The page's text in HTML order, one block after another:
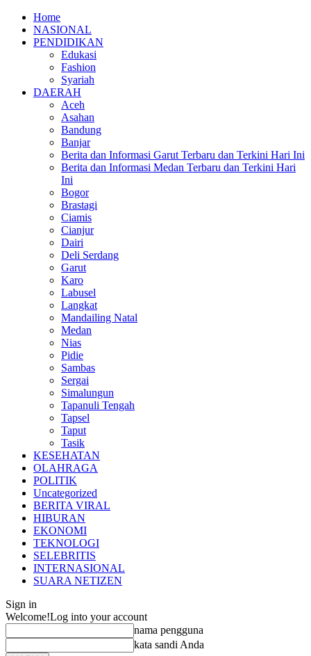
Home
NASIONAL
PENDIDIKAN
Edukasi
Fashion
Syariah
DAERAH
Aceh
Asahan
Bandung
Banjar
Berita dan Informasi Garut Terbaru dan Terkini Hari Ini
Berita dan Informasi Medan Terbaru dan Terkini Hari
Ini
Bogor
Brastagi
Ciamis
Cianjur
Dairi
Deli Serdang
Garut
Karo
Labusel
Langkat
Mandailing Natal
Medan
Nias
Pidie
Sambas
Sergai
Simalungun
Tapanuli Tengah
Tapsel
Taput
Tasik
KESEHATAN
OLAHRAGA
POLITIK
Uncategorized
BERITA VIRAL
HIBURAN
EKONOMI
TEKNOLOGI
SELEBRITIS
INTERNASIONAL
SUARA NETIZEN
Sign in
Welcome!Log into your account
nama pengguna
kata sandi Anda